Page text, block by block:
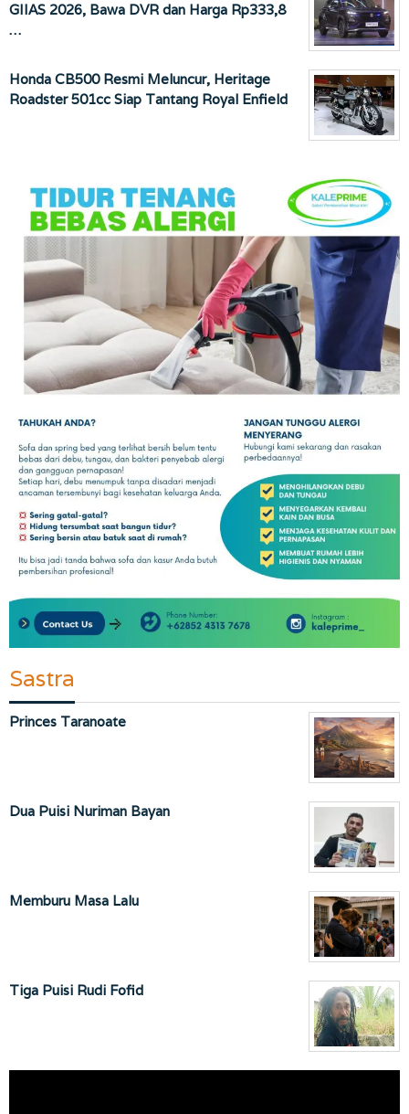
GIIAS 2026, Bawa DVR dan Harga Rp333,8
…
Honda CB500 Resmi Meluncur, Heritage
Roadster 501cc Siap Tantang Royal Enfield
Sastra
Princes Taranoate
Dua Puisi Nuriman Bayan
Memburu Masa Lalu
Tiga Puisi Rudi Fofid